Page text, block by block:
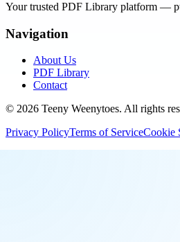
Your trusted PDF Library platform —
Navigation
About Us
PDF Library
Contact
© 2026 Teeny Weenytoes. All rights
Privacy PolicyTerms of ServiceCookie